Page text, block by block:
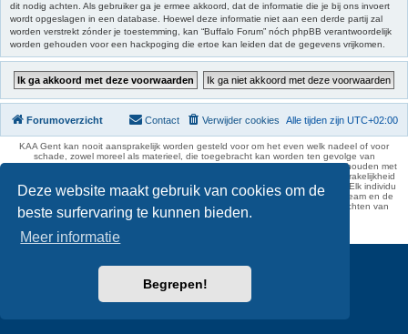
Deze website maakt gebruik van cookies om de
beste surfervaring te kunnen bieden.
Meer informatie
Begrepen!
dit nodig achten. Als gebruiker ga je ermee akkoord, dat de informatie die je bij ons invoert
wordt opgeslagen in een database. Hoewel deze informatie niet aan een derde partij zal
worden verstrekt zónder je toestemming, kan “Buffalo Forum” nóch phpBB verantwoordelijk
worden gehouden voor een hackpoging die ertoe kan leiden dat de gegevens vrijkomen.
Forumoverzicht Alle tijden zijn UTC+02:00
Verwijder cookies
Contact
KAA Gent kan nooit aansprakelijk worden gesteld voor om het even welk nadeel of voor
schade, zowel moreel als materieel, die toegebracht kan worden ten gevolge van
feitelijkheden en daden van derden die rechtstreeks of onrechtstreeks verband houden met
de gegevens vermeld op de website van KAA Gent. Deze ontheffing van aansprakelijkheid
geldt inzonderheid voor het forum, waarvan KAA Gent zich volledig distantieert. Elk individu
is dus verantwoordelijk voor zijn uitlatingen op het Buffalo Forum. Ook het webteam en de
moderators kunnen niet aansprakelijk gesteld worden voor de inhoud van berichten van
gebruikers.